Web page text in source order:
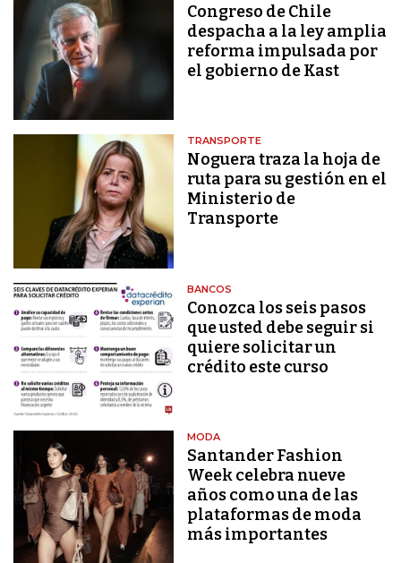
Congreso de Chile
despacha a la ley amplia
reforma impulsada por
el gobierno de Kast
TRANSPORTE
Noguera traza la hoja de
ruta para su gestión en el
Ministerio de
Transporte
BANCOS
Conozca los seis pasos
que usted debe seguir si
quiere solicitar un
crédito este curso
MODA
Santander Fashion
Week celebra nueve
años como una de las
plataformas de moda
más importantes